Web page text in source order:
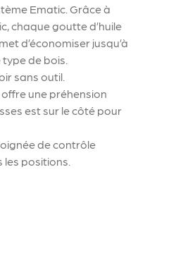
Ematic. Grâce à
chaque goutte d’huile
d’économiser jusqu’à
de bois.
sans outil.
une préhension
est sur le côté pour
de contrôle
positions.